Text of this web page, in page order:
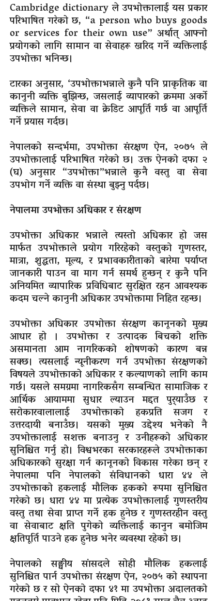
Cambridge dictionary ले उपभोक्तालाई यस प्रकार
परिभाषित गरेको छ, “a person who buys goods
or services for their own use” अर्थात् आफ्नो
प्रयोगको लागि सामान वा सेवाहरू खरिद गर्ने व्यक्तिलाई
उपभोक्ता भनिन्छ।
टारका अनुसार, ‘उपभोक्ताभन्नाले कुनै पनि प्राकृतिक वा
कानुनी व्यक्ति बुझिन्छ, जसलाई व्यापारको क्रममा अर्को
व्यक्तिले सामान, सेवा वा क्रेडिट आपूर्ति गर्छ वा आपूर्ति
गर्ने प्रयास गर्दछ।
नेपालको सन्दर्भमा, उपभोक्ता संरक्षण ऐन, २०७५ ले
उपभोक्तालाई परिभाषित गरेको छ। उक्त ऐनको दफा २
(घ) अनुसार “उपभोक्ता”भन्नाले कुनै वस्तु वा सेवा
उपभोग गर्ने व्यक्ति वा संस्था बुझ्नु पर्दछ।
नेपालमा उपभोक्ता अधिकार र संरक्षण
उपभोक्ता अधिकार भन्नाले त्यस्तो अधिकार हो जस
मार्फत उपभोक्ताले प्रयोग गरिरहेको वस्तुको गुणस्तर,
मात्रा, शुद्धता, मूल्य, र प्रभावकारीताको बारेमा पर्याप्त
जानकारी पाउन वा माग गर्न समर्थ हुन्छन् र कुनै पनि
अनियमित व्यापारिक प्रविधिबाट सुरक्षित रहन आवश्यक
कदम चल्ने कानुनी अधिकार उपभोक्तामा निहित रहन्छ।
उपभोक्ता अधिकार उपभोक्ता संरक्षण कानूनको मुख्य
आधार हो । उपभोक्ता र उत्पादक बिचको शक्ति
असमानता आम नागरिकको शोषणको कारण बन्न
सक्छ। त्यसलाई न्यूनीकरण गर्न उपभोक्ता संरक्षणको
विषयले उपभोक्ताको अधिकार र कल्याणको लागि काम
गर्छ। यसले समग्रमा नागरिकसँग सम्बन्धित सामाजिक र
आर्थिक आयाममा सुधार ल्याउन मद्दत पुर्‍याउँछ र
सरोकारवालालाई उपभोक्ताको हकप्रति सजग र
उत्तरदायी बनाउँछ। यसको मुख्य उद्देश्य भनेको नै
उपभोक्तालाई सशक्त बनाउनु र उनीहरूको अधिकार
सुनिश्चित गर्नु हो। विश्वभरका सरकारहरूले उपभोक्ताका
अधिकारको सुरक्षा गर्न कानूनको विकास गरेका छन् र
नेपालमा पनि नेपालको संविधानको धारा ४४ ले
उपभोक्ताको हकलाई मौलिक हकको रूपमा सुनिश्चित
गरेको छ। धारा ४४ मा प्रत्येक उपभोक्तालाई गुणस्तरीय
वस्तु तथा सेवा प्राप्त गर्ने हक हुनेछ र गुणस्तरहीन वस्तु
वा सेवाबाट क्षति पुगेको व्यक्तिलाई कानुन बमोजिम
क्षतिपूर्ति पाउने हक हुनेछ भनेर व्यवस्था रहेको छ।
नेपालको सङ्घीय सांसदले सोही मौलिक हकलाई
सुनिश्चित पार्न उपभोक्ता संरक्षण ऐन, २०७५ को स्थापना
गरेको छ र सो ऐनको दफा ४१ मा उपभोक्ता अदालतको